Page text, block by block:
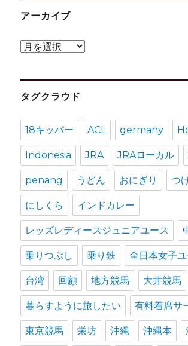
アーカイブ
ア
カ
イ
タグクラウド
18キッパー ACL germany
Indonesia JRA JRAローカル
penang うどん おにぎり つ
にしくら インドカレー
レッズレディースジュニアユース
乗りつぶし 乗り鉄 全日本女子
台湾 回顧 地方競馬 大井競馬
暮らすように旅したい 有料着席サ
東京競馬 栄坊 沖縄 沖縄本